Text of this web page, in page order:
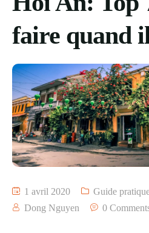
faire quand
1 avril 2020
Guide
Dong Nguyen
0